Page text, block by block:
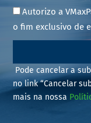
Autorizo a
o fim exclusivo de
Pode cancelar a
no link “Cancelar
mais na nossa